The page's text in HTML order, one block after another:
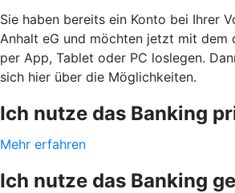
Sie haben bereits ein Konto bei Ihrer
Anhalt eG und möchten jetzt mit dem
per App, Tablet oder PC loslegen.
sich hier über die Möglichkeiten.
Ich nutze das Banking
Mehr erfahren
Ich nutze das Banking